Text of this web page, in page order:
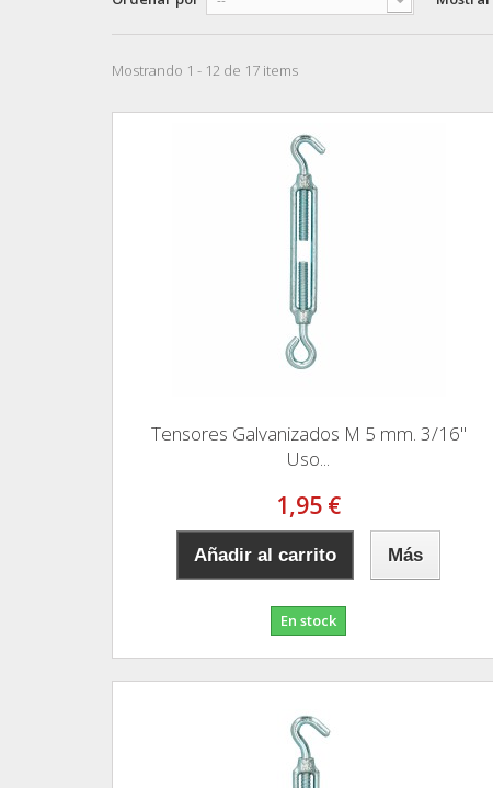
Mostrando 1 - 12 de 17 items
Tensores Galvanizados M 5 mm. 3/16"
Uso...
1,95 €
Añadir al carrito Más
En stock